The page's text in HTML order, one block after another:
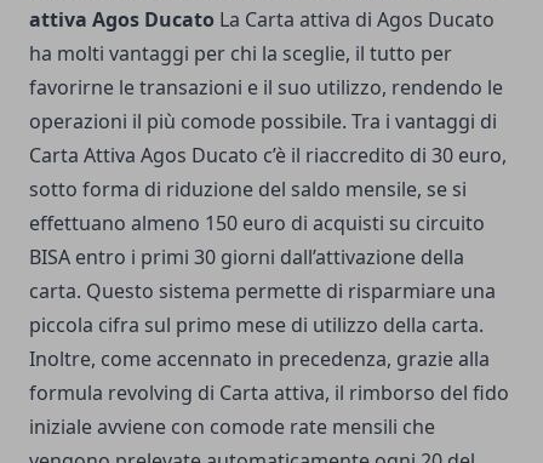
attiva Agos Ducato La Carta attiva di Agos Ducato
ha molti vantaggi per chi la sceglie, il tutto per
favorirne le transazioni e il suo utilizzo, rendendo le
operazioni il più comode possibile. Tra i vantaggi di
Carta Attiva Agos Ducato c’è il riaccredito di 30 euro,
sotto forma di riduzione del saldo mensile, se si
effettuano almeno 150 euro di acquisti su circuito
BISA entro i primi 30 giorni dall’attivazione della
carta. Questo sistema permette di risparmiare una
piccola cifra sul primo mese di utilizzo della carta.
Inoltre, come accennato in precedenza, grazie alla
formula revolving di Carta attiva, il rimborso del fido
iniziale avviene con comode rate mensili che